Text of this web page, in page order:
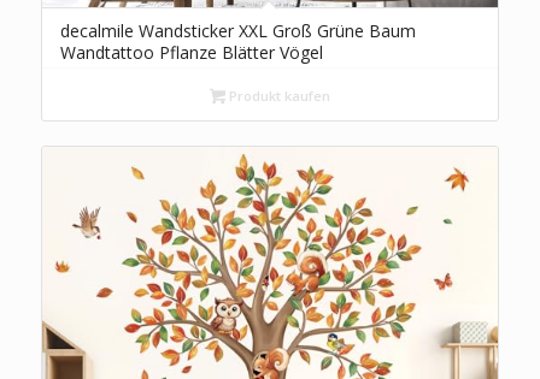
decalmile Wandsticker XXL Groß Grüne Baum
Wandtattoo Pflanze Blätter Vögel
TV Hintergrund WanddekoProdukt kaufen